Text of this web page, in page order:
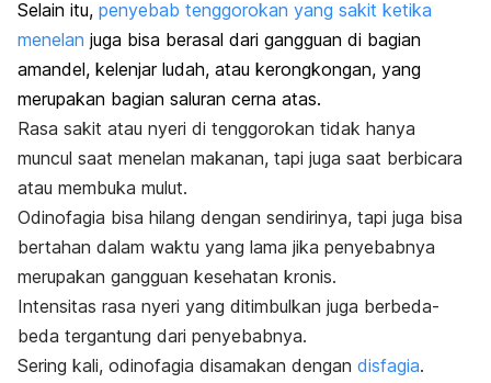
Selain itu, penyebab tenggorokan yang sakit ketika
menelan juga bisa berasal dari gangguan di bagian
amandel, kelenjar ludah, atau kerongkongan, yang
merupakan bagian saluran cerna atas.
Rasa sakit atau nyeri di tenggorokan tidak hanya
muncul saat menelan makanan, tapi juga saat berbicara
atau membuka mulut.
Odinofagia bisa hilang dengan sendirinya, tapi juga bisa
bertahan dalam waktu yang lama jika penyebabnya
merupakan gangguan kesehatan kronis.
Intensitas rasa nyeri yang ditimbulkan juga berbeda-
beda tergantung dari penyebabnya.
Sering kali, odinofagia disamakan dengan disfagia.